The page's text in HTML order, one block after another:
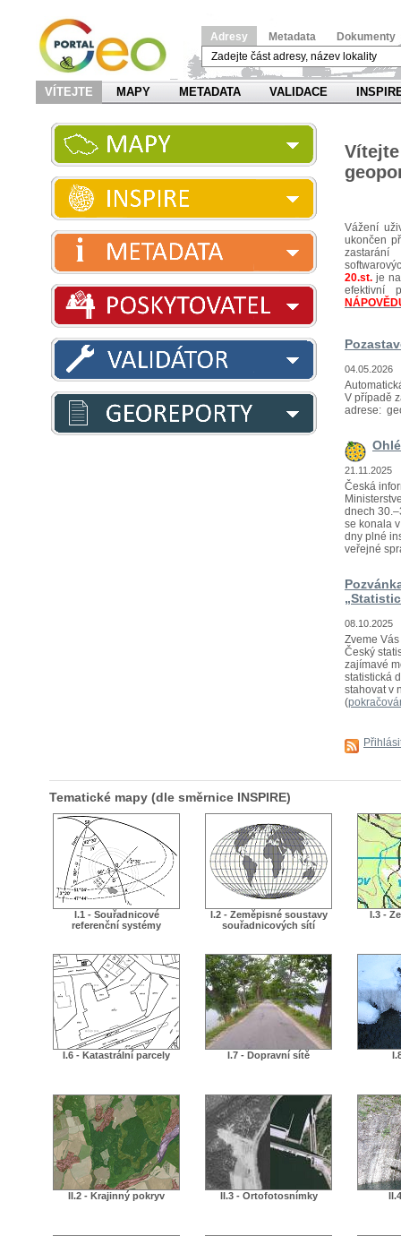
Adresy Metadata Dokumenty
VÍTEJTE MAPY METADATA VALIDACE
Vážení
ukončen
20.st. je
efektivní
04.05.2026
V případě
adrese:
21.11.2025
Česká
dnech
se konala
dny plné
veřejné
08.10.2025
Zveme
Český
zajímavé
statistická
stahovat v
(
Tematické mapy (dle směrnice INSPIRE)
I.1 - Souřadnicové
referenční systémy
I.2 - Zeměpisné soustavy
souřadnicových sítí
I.3 -
I.6 - Katastrální parcely I.7 - Dopravní sítě
II.2 - Krajinný pokryv II.3 - Ortofotosnímky